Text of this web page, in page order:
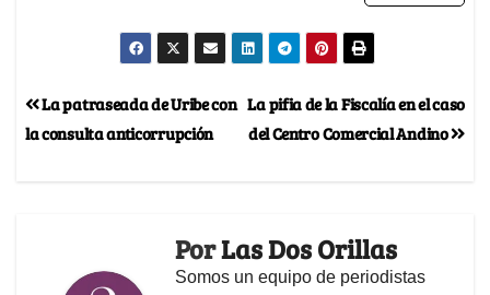
La pifia de la Fiscalía en el caso
del Centro Comercial Andino
La patraseada de Uribe con
la consulta anticorrupción
PorLas Dos Orillas
Somos un equipo de periodistas